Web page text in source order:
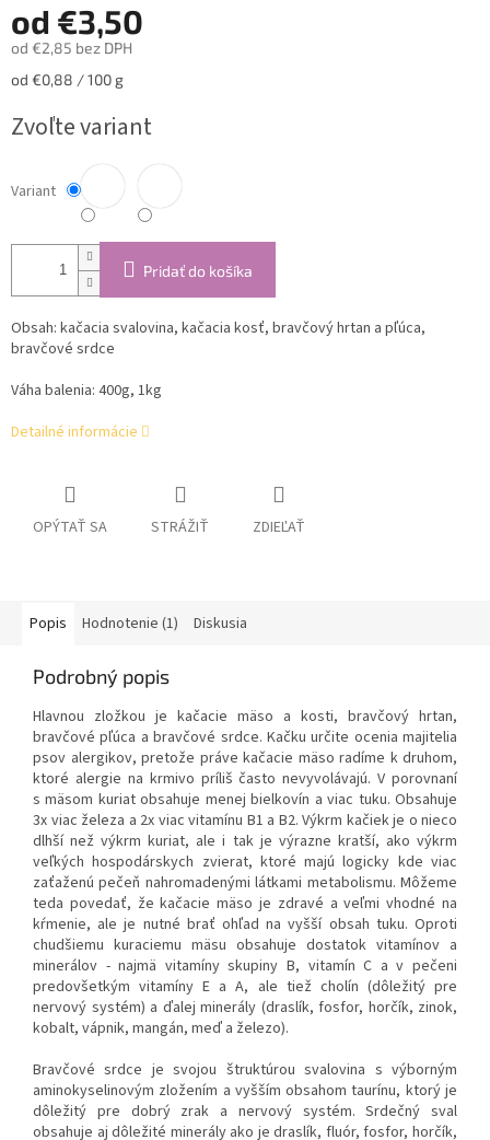
od €3,50
od €2,85 bez DPH
Jednotková
od €0,88 / 100 g
Zvoľte variant
Variant
Pridať do košíka
Obsah: kačacia svalovina, kačacia kosť, bravčový hrtan a pľúca,
bravčové srdce
Váha balenia: 400g, 1kg
Detailné informácie
OPÝTAŤ SA STRÁŽIŤ ZDIEĽAŤ
Popis Hodnotenie (1) Diskusia
Podrobný popis
Hlavnou zložkou je kačacie mäso a kosti, bravčový hrtan,
bravčové pľúca a bravčové srdce. Kačku určite ocenia majitelia
psov alergikov, pretože práve kačacie mäso radíme k druhom,
ktoré alergie na krmivo príliš často nevyvolávajú. V porovnaní
s mäsom kuriat obsahuje menej bielkovín a viac tuku. Obsahuje
3x viac železa a 2x viac vitamínu B1 a B2. Výkrm kačiek je o nieco
dlhší než výkrm kuriat, ale i tak je výrazne kratší, ako výkrm
veľkých hospodárskych zvierat, ktoré majú logicky kde viac
zaťaženú pečeň nahromadenými látkami metabolismu. Môžeme
teda povedať, že kačacie mäso je zdravé a veľmi vhodné na
kŕmenie, ale je nutné brať ohľad na vyšší obsah tuku. Oproti
chudšiemu kuraciemu mäsu obsahuje dostatok vitamínov a
minerálov - najmä vitamíny skupiny B, vitamín C a v pečeni
predovšetkým vitamíny E a A, ale tiež cholín (dôležitý pre
nervový systém) a ďalej minerály (draslík, fosfor, horčík, zinok,
kobalt, vápnik, mangán, meď a železo).
Bravčové srdce je svojou štruktúrou svalovina s výborným
aminokyselinovým zložením a vyšším obsahom taurínu, ktorý je
dôležitý pre dobrý zrak a nervový systém. Srdečný sval
obsahuje aj dôležité minerály ako je draslík, fluór, fosfor, horčík,